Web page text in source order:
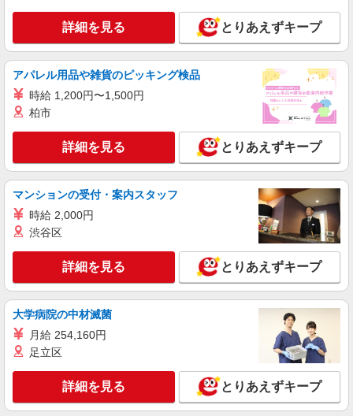
詳細を見る
アルバイト パート
COCO’S 太田店
ココスのキッチン（フード）スタッフ
時給1100円 ※22:00〜翌5:00：時給1375円 ※
8:00）時給＋50円
群馬県太田市植木野町199-1
キープ 詳細を見る
アルバイト パート
すき家 新田市野井店
すき家の店舗スタッフ（接客・調理・清掃な
ど）
時給1,438円
群馬県太田市新田市野井町771-1
キープ 詳細を見る
すき家 太田新井店
すき家の店舗スタッフ（接客・調理・清掃な
詳細を見る とりあえずキープ
アパレル用品や雑貨のピッキング検品
時給 1,200円〜1,500円
柏市
詳細を見る とりあえずキープ
マンションの受付・案内スタッフ
時給 2,000円
渋谷区
詳細を見る とりあえずキープ
大学病院の中材滅菌
月給 254,160円
足立区
詳細を見る とりあえずキープ